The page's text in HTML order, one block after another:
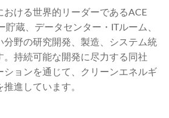
おける世界的リーダーであるACE
貯蔵、データセンター・ITルーム、
分野の研究開発、製造、システム統
。持続可能な開発に尽力する同社
ションを通じて、クリーンエネルギ
進しています。